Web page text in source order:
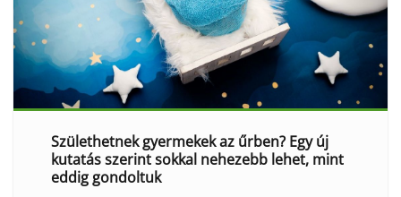
Születhetnek gyermekek az űrben? Egy új
kutatás szerint sokkal nehezebb lehet, mint
eddig gondoltuk